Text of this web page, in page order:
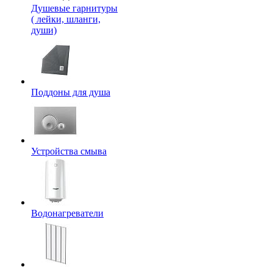
Душевые гарнитуры
( лейки, шланги,
души)
Поддоны для душа
Устройства смыва
Водонагреватели